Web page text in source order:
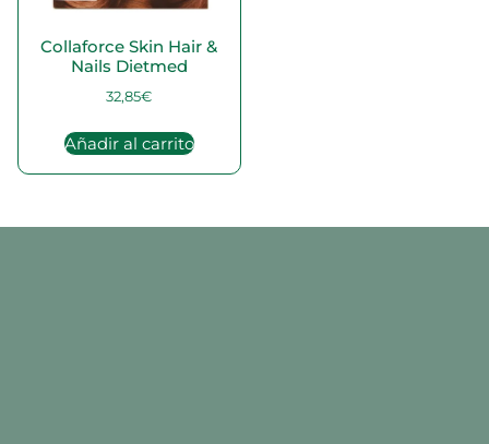
Collaforce Skin Hair &
Nails Dietmed
32,85€
Añadir al carrito